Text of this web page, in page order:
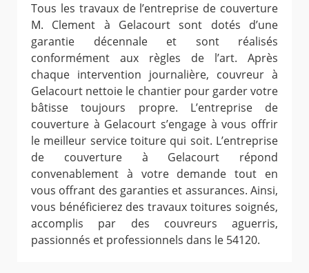
Tous les travaux de l’entreprise de couverture
M. Clement à Gelacourt sont dotés d’une
garantie décennale et sont réalisés
conformément aux règles de l’art. Après
chaque intervention journalière, couvreur à
Gelacourt nettoie le chantier pour garder votre
bâtisse toujours propre. L’entreprise de
couverture à Gelacourt s’engage à vous offrir
le meilleur service toiture qui soit. L’entreprise
de couverture à Gelacourt répond
convenablement à votre demande tout en
vous offrant des garanties et assurances. Ainsi,
vous bénéficierez des travaux toitures soignés,
accomplis par des couvreurs aguerris,
passionnés et professionnels dans le 54120.